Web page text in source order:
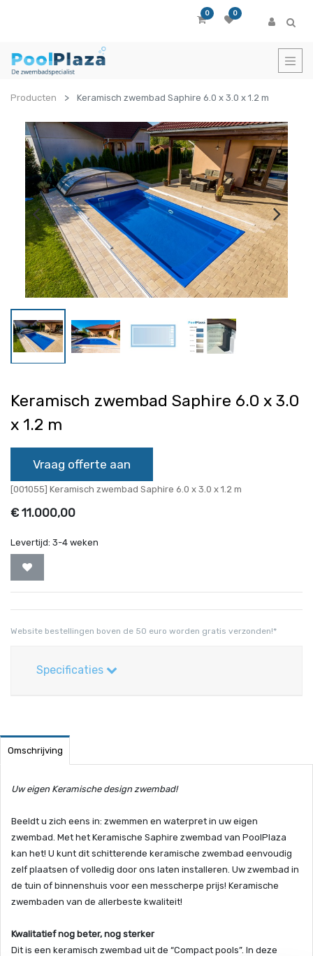
0 0
Producten Keramisch zwembad Saphire 6.0 x 3.0 x 1.2 m
Keramisch zwembad Saphire 6.0 x 3.0
x 1.2 m
Vraag offerte aan
[001055] Keramisch zwembad Saphire 6.0 x 3.0 x 1.2 m
€ 11.000,00
Levertijd: 3-4 weken
Website bestellingen boven de 50 euro worden gratis verzonden!*
Specificaties
Omschrijving
Uw eigen Keramische design zwembad!
Beeldt u zich eens in: zwemmen en waterpret in uw eigen
zwembad. Met het Keramische Saphire zwembad van PoolPlaza
kan het! U kunt dit schitterende keramische zwembad eenvoudig
zelf plaatsen of volledig door ons laten installeren. Uw zwembad in
de tuin of binnenshuis voor een messcherpe prijs! Keramische
zwembaden van de allerbeste kwaliteit!
Kwalitatief nog beter, nog sterker
Dit is een keramisch zwembad uit de “Compact pools”. In deze